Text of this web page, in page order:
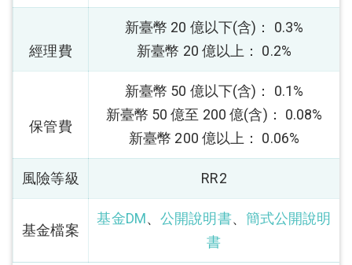
經理費
新臺幣 20 億以下(含)： 0.3%
新臺幣 20 億以上： 0.2%
保管費
新臺幣 50 億以下(含)： 0.1%
新臺幣 50 億至 200 億(含)： 0.08%
新臺幣 200 億以上： 0.06%
風險等級 RR2
基金檔案
基金DM、公開說明書、 簡式公開說明
書